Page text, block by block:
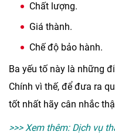
Chất lượng.
Giá thành.
Chế độ bảo hành.
Ba yếu tố này là những
Chính vì thế, để đưa ra
tốt nhất hãy cân nhắc
>>> Xem thêm: Dịch vụ